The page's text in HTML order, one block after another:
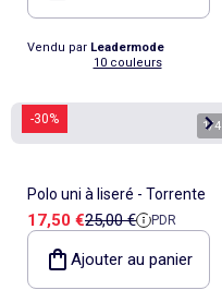
Vendu par Leadermode
10 couleurs
-30% 1/4
Polo uni à liseré - Torrente
Prix de vente
17,50 €Prix de référence
25,00 € PDR
Ajouter au panier